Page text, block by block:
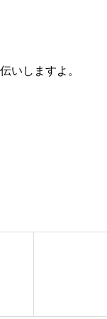
いしますよ。